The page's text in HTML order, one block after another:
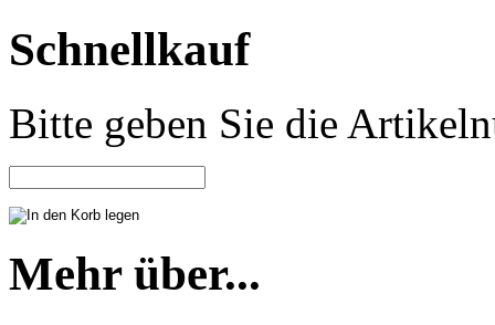
Schnellkauf
Bitte geben Sie die
Mehr über...